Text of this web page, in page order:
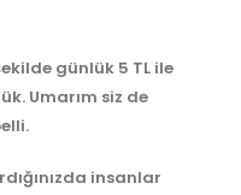
günlük 5 TL ile
Umarım siz de
insanlar